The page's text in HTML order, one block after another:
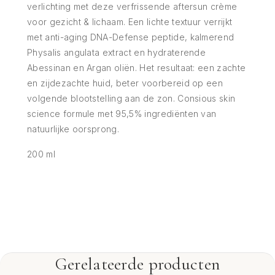
verlichting met deze verfrissende aftersun crème
voor gezicht & lichaam. Een lichte textuur verrijkt
met anti-aging DNA-Defense peptide, kalmerend
Physalis angulata extract en hydraterende
Abessinan en Argan oliën. Het resultaat: een zachte
en zijdezachte huid, beter voorbereid op een
volgende blootstelling aan de zon. Consious skin
science formule met 95,5% ingrediënten van
natuurlijke oorsprong.
200 ml
Gerelateerde producten